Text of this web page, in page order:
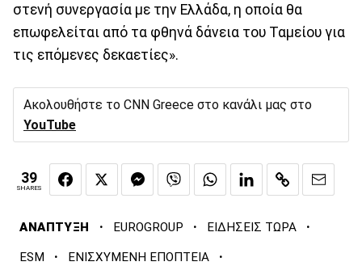
στενή συνεργασία με την Ελλάδα, η οποία θα
επωφελείται από τα φθηνά δάνεια του Ταμείου για
τις επόμενες δεκαετίες».
Ακολουθήστε το CNN Greece στο κανάλι μας στο
YouTube
39
SHARES
ΑΝΑΠΤΥΞΗ · EUROGROUP · ΕΙΔΗΣΕΙΣ ΤΩΡΑ ·
ESM · ΕΝΙΣΧΥΜΕΝΗ ΕΠΟΠΤΕΙΑ ·